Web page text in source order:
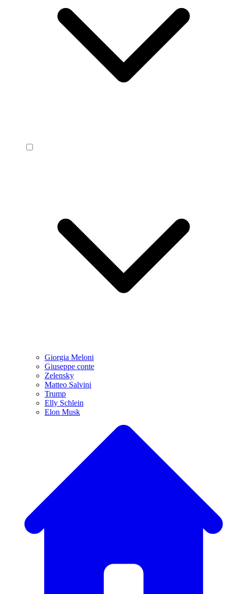
Giorgia Meloni
Giuseppe conte
Zelensky
Matteo Salvini
Trump
Elly Schlein
Elon Musk